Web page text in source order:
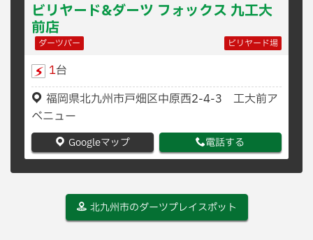
ビリヤード&ダーツ フォックス 九工大
前店
ダーツバー ビリヤード場
1台
福岡県北九州市戸畑区中原西2-4-3 工大前ア
ベニュー
Googleマップ 電話する
北九州市のダーツプレイスポット